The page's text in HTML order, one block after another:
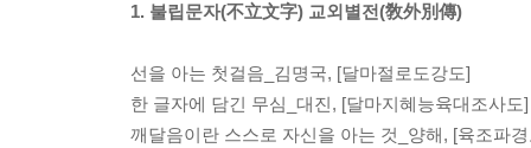
1. 불립문자(不立文字) 교외별전(敎外別傳)
선을 아는 첫걸음_김명국, [달마절로도강도]
한 글자에 담긴 무심_대진, [달마지혜능육대조사도]
깨달음이란 스스로 자신을 아는 것_양해, [육조파